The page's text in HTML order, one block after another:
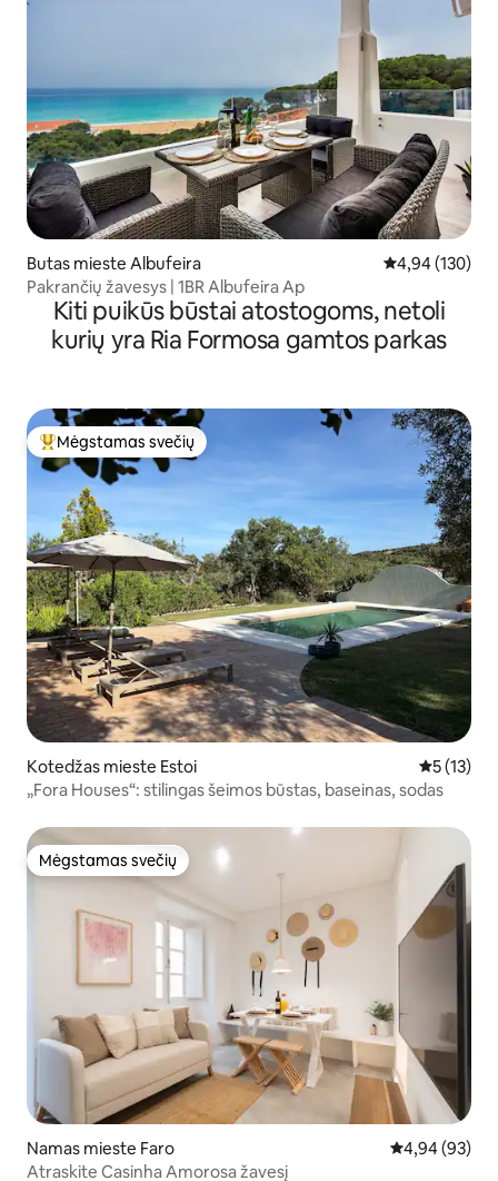
Butas mieste Albufeira Vidutinis
4,94 (130)
Pakrančių žavesys | 1BR Albufeira Ap
Kiti puikūs būstai atostogoms, netoli
kurių yra Ria Formosa gamtos parkas
Svečių mėgstamiausias
Mėgstamas svečių
Kotedžas mieste Estoi Vidutinis
5 (13)
„Fora Houses“: stilingas šeimos būstas, baseinas, sodas
Mėgstamas svečių
Mėgstamas svečių
Namas mieste Faro Vidutinis
4,94 (93)
Atraskite Casinha Amorosa žavesį